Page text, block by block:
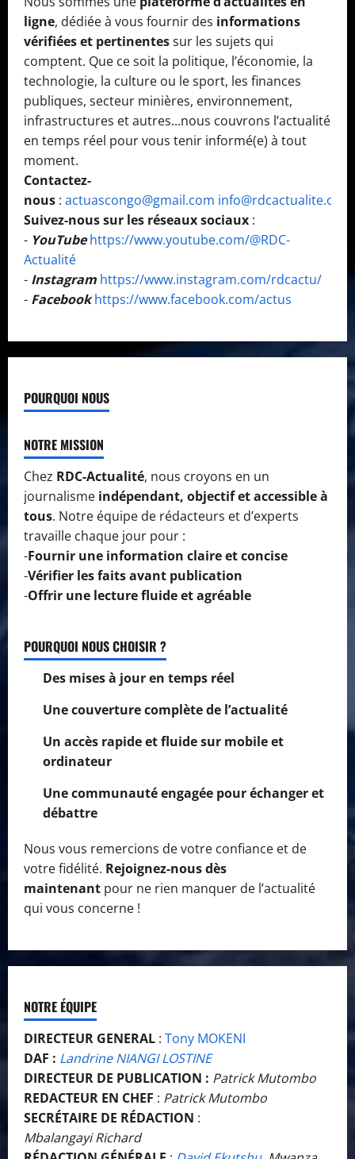
ligne, dédiée à vous fournir des informations
vérifiées et pertinentessur les sujets qui
comptent. Que ce soit la politique, l’économie, la
technologie, la culture ou le sport, les finances
publiques, secteur minières, environnement,
infrastructures et autres...nous couvrons l’actualité
en temps réel pour vous tenir informé(e) à tout
moment.
Contactez-
nous : actuascongo@gmail.com info@rdcactualite.com
Suivez-nous sur les réseaux sociaux :
- YouTube https://www.youtube.com/@RDC-
Actualité
- Instagram https://www.instagram.com/rdcactu/
- Facebook https://www.facebook.com/actus
POURQUOI NOUS
NOTRE MISSION
Chez RDC-Actualité, nous croyons en un
journalisme indépendant, objectif et accessible à
tous. Notre équipe de rédacteurs et d’experts
travaille chaque jour pour :
-Fournir une information claire et concise
-Vérifier les faits avant publication
-Offrir une lecture fluide et agréable
POURQUOI NOUS CHOISIR ?
Des mises à jour en temps réel
Une couverture complète de l’actualité
Un accès rapide et fluide sur mobile et
ordinateur
Une communauté engagée pour échanger et
débattre
Nous vous remercions de votre confiance et de
votre fidélité. Rejoignez-nous dès
maintenant pour ne rien manquer de l’actualité
qui vous concerne !
NOTRE ÉQUIPE
DIRECTEUR GENERAL : Tony MOKENI
DAF : Landrine NIANGI LOSTINE
DIRECTEUR DE PUBLICATION : Patrick Mutombo
REDACTEUR EN CHEF : Patrick Mutombo
SECRÉTAIRE DE RÉDACTION :
Mbalangayi Richard